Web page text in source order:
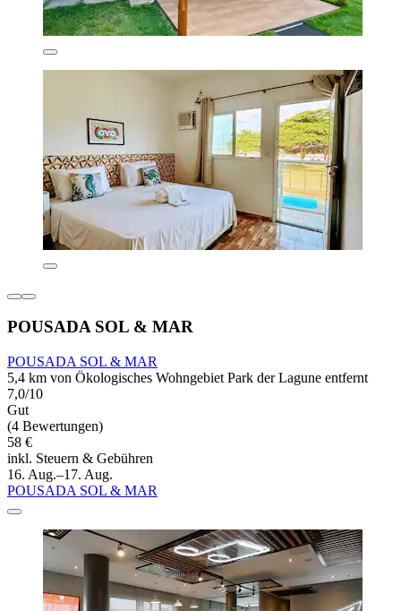
POUSADA SOL & MAR
POUSADA SOL & MAR
5,4 km von Ökologisches Wohngebiet Park der Lagune entfernt
7,0/10
Gut
(4 Bewertungen)
58 €
inkl. Steuern & Gebühren
16. Aug.–17. Aug.
POUSADA SOL & MAR